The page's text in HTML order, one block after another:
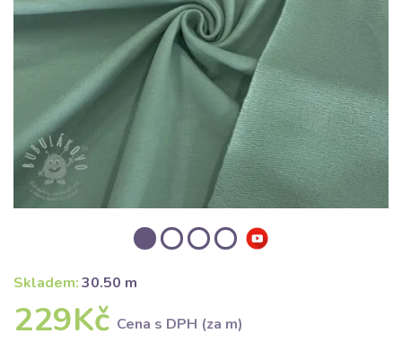
Skladem:30.50 m
229Kč Cena s DPH (za m)